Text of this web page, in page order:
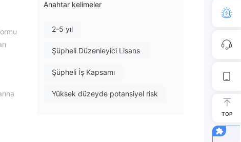
Anahtar kelimeler
2-5 yıl
Şüpheli Düzenleyici Lisans
Şüpheli İş Kapsamı
Yüksek düzeyde potansiyel risk
TOP